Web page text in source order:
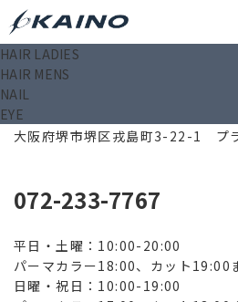
HAIR LADIES
HAIR MENS
NAIL
EYE590-0985
大阪府堺市堺区戎島町3-22-1 プ
072-233-7767
平日・土曜：10:00-20:00
パーマカラー18:00、カット19:00
日曜・祝日：10:00-19:00